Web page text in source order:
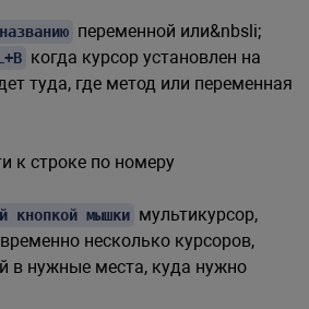
переменной или&nbsli;
когда курсор установлен на
туда, где метод или переменная
к строке по номеру
кнопкой мышки мультикурсор,
несколько курсоров,
в нужные места, куда нужно